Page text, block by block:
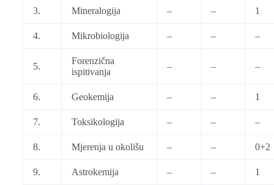
3. Mineralogija – – 1
4. Mikrobiologija – – –
5.
Forenzična
ispitivanja
– – –
6. Geokemija – – 1
7. Toksikologija – – –
8. Mjerenja u okolišu – – 0+2
9. Astrokemija – – 1